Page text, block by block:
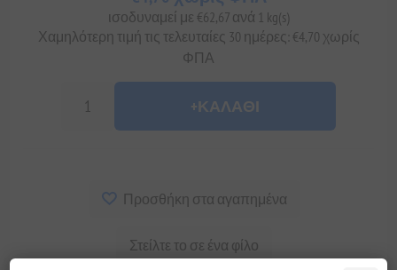
ισοδυναμεί με €62,67 ανά 1 kg(s)
Χαμηλότερη τιμή τις τελευταίες 30 ημέρες: €4,70 χωρίς
ΦΠΑ
+ΚΑΛΆΘΙ
Προσθήκη στα αγαπημένα
Στείλτε το σε ένα φίλο